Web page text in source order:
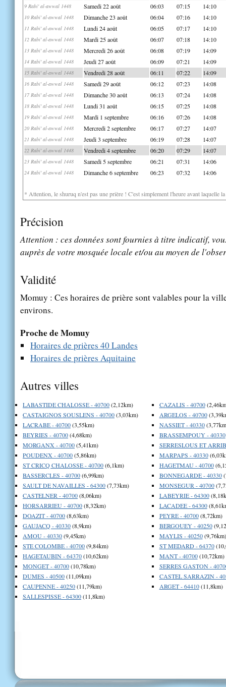
9 Rabi' al-awwal 1448 Samedi 22 août 06:03 07:15 14:10
10 Rabi' al-awwal 1448 Dimanche 23 août 06:04 07:16 14:10
11 Rabi' al-awwal 1448 Lundi 24 août 06:05 07:17 14:10
12 Rabi' al-awwal 1448 Mardi 25 août 06:07 07:18 14:10
13 Rabi' al-awwal 1448 Mercredi 26 août 06:08 07:19 14:09
14 Rabi' al-awwal 1448 Jeudi 27 août 06:09 07:21 14:09
15 Rabi' al-awwal 1448 Vendredi 28 août 06:11 07:22 14:09
16 Rabi' al-awwal 1448 Samedi 29 août 06:12 07:23 14:08
17 Rabi' al-awwal 1448 Dimanche 30 août 06:13 07:24 14:08
18 Rabi' al-awwal 1448 Lundi 31 août 06:15 07:25 14:08
19 Rabi' al-awwal 1448 Mardi 1 septembre 06:16 07:26 14:08
20 Rabi' al-awwal 1448 Mercredi 2 septembre 06:17 07:27 14:07
21 Rabi' al-awwal 1448 Jeudi 3 septembre 06:19 07:28 14:07
22 Rabi' al-awwal 1448 Vendredi 4 septembre 06:20 07:29 14:07
23 Rabi' al-awwal 1448 Samedi 5 septembre 06:21 07:31 14:06
24 Rabi' al-awwal 1448 Dimanche 6 septembre 06:23 07:32 14:06
* Attention, le shuruq n'est pas une prière ! C'est simplement l'heure avant laquelle
Précision
Attention : ces données sont fournies à titre indicatif,
auprès de votre mosquée locale et/ou au moyen de
Validité
Momuy : Ces horaires de prière sont valables pour la
environs.
Proche de Momuy
Horaires de prières 40 Landes
Horaires de prières Aquitaine
Autres villes
LABASTIDE CHALOSSE - 40700(2,12km)
CASTAIGNOS SOUSLENS - 40700(3,03km)
LACRABE - 40700(3,55km)
BEYRIES - 40700(4,68km)
MORGANX - 40700(5,41km)
POUDENX - 40700(5,86km)
ST CRICQ CHALOSSE - 40700(6,1km)
BASSERCLES - 40700(6,99km)
SAULT DE NAVAILLES - 64300(7,73km)
CASTELNER - 40700(8,06km)
HORSARRIEU - 40700(8,32km)
DOAZIT - 40700(8,63km)
GAUJACQ - 40330(8,9km)
AMOU - 40330(9,45km)
STE COLOMBE - 40700(9,84km)
HAGETAUBIN - 64370(10,62km)
MONGET - 40700(10,78km)
DUMES - 40500(11,09km)
CAUPENNE - 40250(11,79km)
SALLESPISSE - 64300(11,8km)
CAZALIS - 40700
ARGELOS - 40700
NASSIET - 40330
BRASSEMPOUY - 40330
SERRESLOUS ET
MARPAPS - 40330
HAGETMAU - 40700
BONNEGARDE - 40330
MONSEGUR - 40700
LABEYRIE - 64300
LACADEE - 64300
PEYRE - 40700(8,72km)
BERGOUEY - 40250
MAYLIS - 40250(9,76km)
ST MEDARD - 64370
MANT - 40700(10,72km)
SERRES GASTON -
CASTEL SARRAZIN -
ARGET - 64410(11,8km)